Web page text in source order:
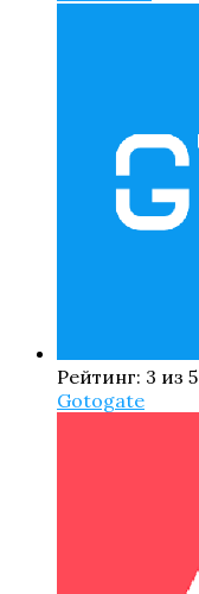
Рейтинг: 3 из 5
Gotogate